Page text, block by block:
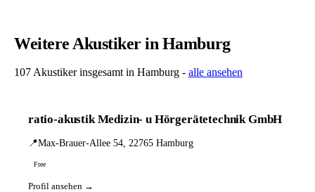
Weitere Akustiker in Hamburg
107 Akustiker insgesamt in Hamburg - alle ansehen
ratio-akustik Medizin- u Hörgerätetechnik GmbH
📍Max-Brauer-Allee 54, 22765 Hamburg
Free
Profil ansehen →